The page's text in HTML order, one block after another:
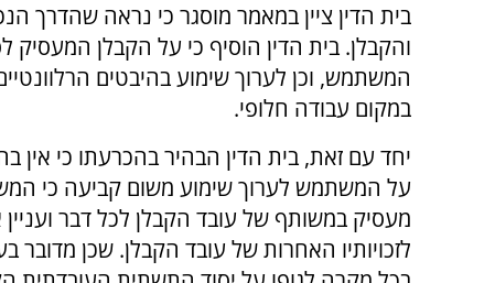
בית הדין ציין במאמר מוסגר כי נראה שהדרך
והקבלן. בית הדין הוסיף כי על הקבלן המעסיק
המשתמש, וכן לערוך שימוע בהיבטים
במקום עבודה חלופי.
יחד עם זאת, בית הדין הבהיר בהכרעתו כי אין
על המשתמש לערוך שימוע משום קביעה כי
מעסיק במשותף של עובד הקבלן לכל דבר
לזכויותיו האחרות של עובד הקבלן. שכן מדובר